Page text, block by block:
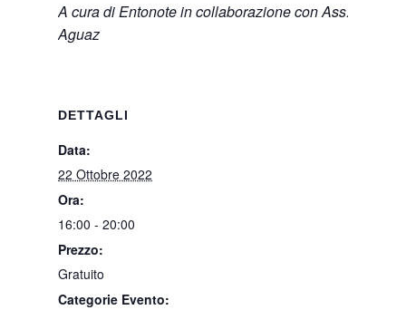
A cura di Entonote in collaborazione con Ass.
Aguaz
DETTAGLI
Data:
22 Ottobre 2022
Ora:
16:00 - 20:00
Prezzo:
Gratuito
Categorie Evento: